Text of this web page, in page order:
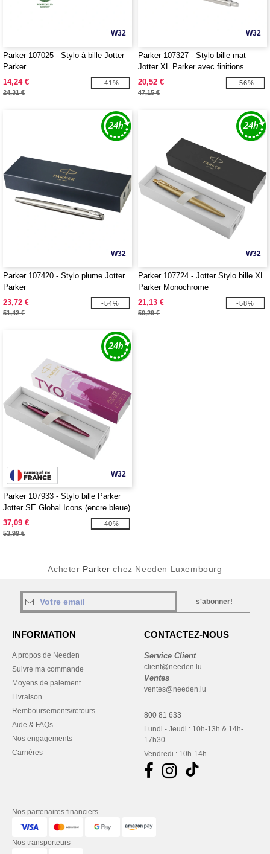
W32
Parker 107025 - Stylo à bille Jotter
Parker
14,24 €
24,31 €
-41%
W32
Parker 107327 - Stylo bille mat
Jotter XL Parker avec finitions
chrome
20,52 €
47,15 €
-56%
W32
Parker 107420 - Stylo plume Jotter
Parker
23,72 €
51,42 €
-54%
W32
Parker 107724 - Jotter Stylo bille XL
Parker Monochrome
21,13 €
50,29 €
-58%
W32
Parker 107933 - Stylo bille Parker
Jotter SE Global Icons (encre bleue)
37,09 €
53,99 €
-40%
Acheter Parker chez Needen Luxembourg
s'abonner!
INFORMATION
A propos de Needen
Suivre ma commande
Moyens de paiement
Livraison
Remboursements/retours
Aide & FAQs
Nos engagements
Carrières
CONTACTEZ-NOUS
Service Client
client@needen.lu
Ventes
ventes@needen.lu
800 81 633
Lundi - Jeudi : 10h-13h & 14h-
17h30
Vendredi : 10h-14h
Nos partenaires financiers
Nos transporteurs